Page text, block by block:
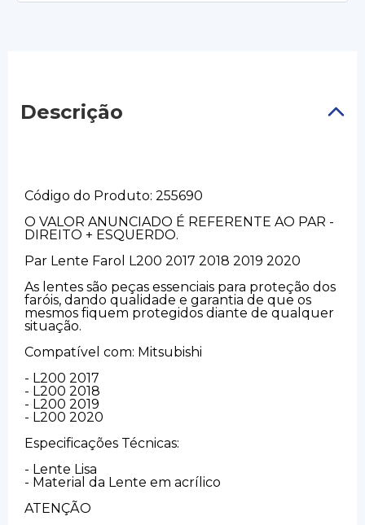
Descrição
Código do Produto: 255690
O VALOR ANUNCIADO É REFERENTE AO PAR -
DIREITO + ESQUERDO.
Par Lente Farol L200 2017 2018 2019 2020
As lentes são peças essenciais para proteção dos
faróis, dando qualidade e garantia de que os
mesmos fiquem protegidos diante de qualquer
situação.
Compatível com: Mitsubishi
- L200 2017
- L200 2018
- L200 2019
- L200 2020
Especificações Técnicas:
- Lente Lisa
- Material da Lente em acrílico
ATENÇÃO